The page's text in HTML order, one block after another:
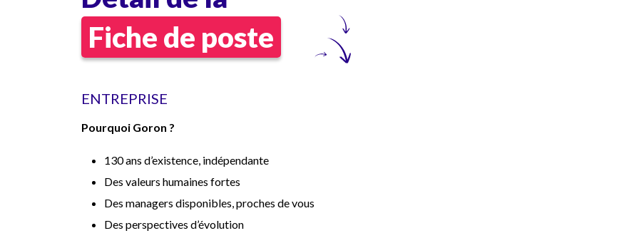
Fiche de poste
ENTREPRISE
Pourquoi Goron ?
130 ans d’existence, indépendante
Des valeurs humaines fortes
Des managers disponibles, proches de vous
Des perspectives d’évolution